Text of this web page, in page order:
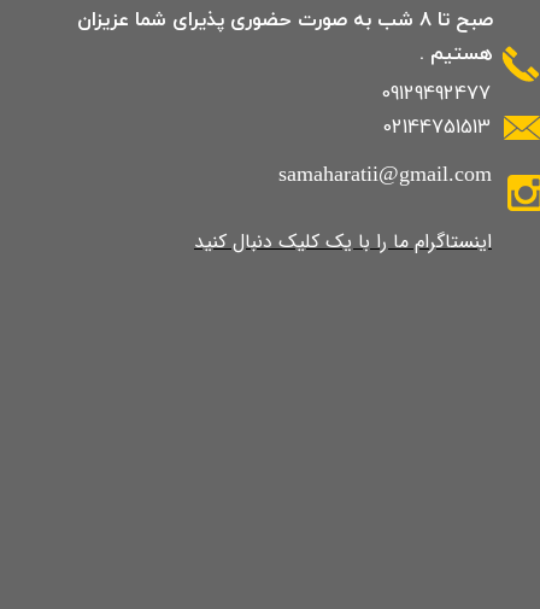
09129492477
02144751513
صبح تا 8 شب به صورت حضوری پذیرای شما عزیزان
هستیم .
samaharatii@gmail.com
​​​​​​​​​اینستاگرام ما را با یک کلیک دنبال کنید